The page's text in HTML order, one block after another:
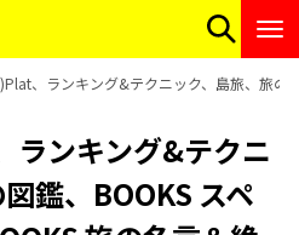
、ランキング&テクニック、島旅、旅の
ンキング&テクニ
鑑、BOOKS スペ